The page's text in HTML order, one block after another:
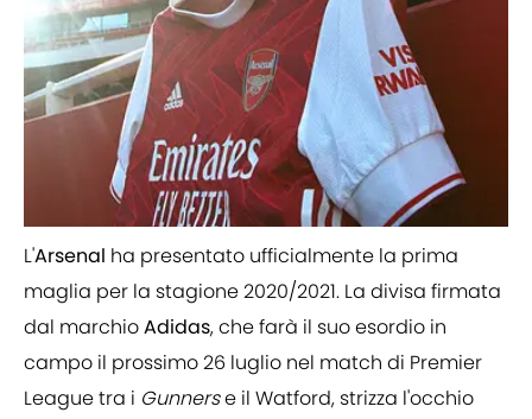
L'Arsenal ha presentato ufficialmente la prima
maglia per la stagione 2020/2021. La divisa firmata
dal marchioAdidas, che farà il suo esordio in
campo il prossimo 26 luglio nel match di Premier
League tra i Gunnerse il Watford, strizza l'occhio